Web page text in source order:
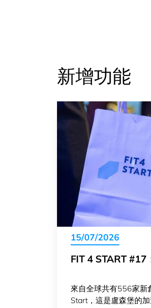
新增功能
15/07/2026
FIT 4 START #17
來自全球共有556家新
Start，這是盧森堡的